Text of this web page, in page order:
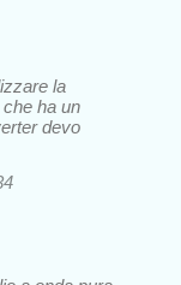
la
ha un
devo